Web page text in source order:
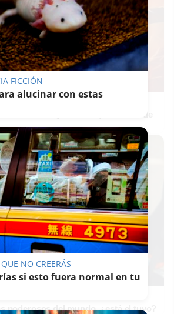
de la vieja escuela ¡Cómo los de
puertas
poderosos del mundo, ¿está el tuyo?
FICCIÓN
alucinar con estas
NO CREERÁS
si esto fuera normal en tu